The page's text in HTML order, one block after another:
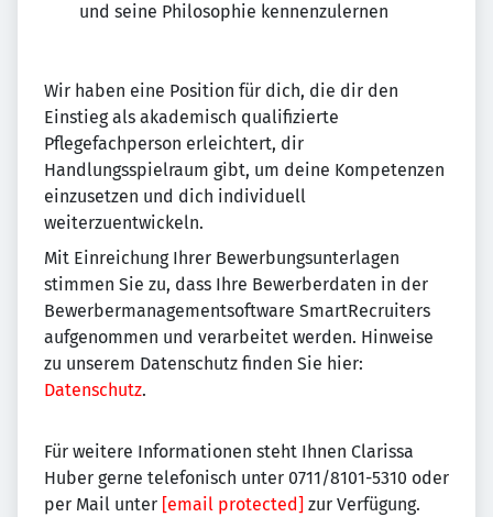
und seine Philosophie kennenzulernen
Wir haben eine Position für dich, die dir den
Einstieg als akademisch qualifizierte
Pflegefachperson erleichtert, dir
Handlungsspielraum gibt, um deine Kompetenzen
einzusetzen und dich individuell
weiterzuentwickeln.
Mit Einreichung Ihrer Bewerbungsunterlagen
stimmen Sie zu, dass Ihre Bewerberdaten in der
Bewerbermanagementsoftware SmartRecruiters
aufgenommen und verarbeitet werden. Hinweise
zu unserem Datenschutz finden Sie hier:
Datenschutz.
Für weitere Informationen steht Ihnen Clarissa
Huber gerne telefonisch unter 0711/8101-5310 oder
per Mail unter [email protected] zur Verfügung.